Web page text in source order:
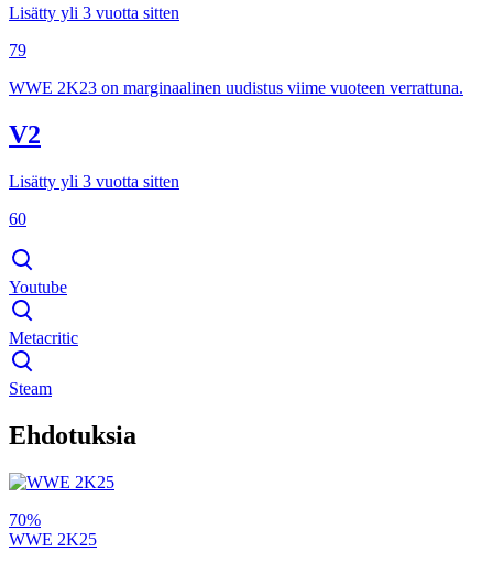
Lisätty yli 3 vuotta sitten
79
WWE 2K23 on marginaalinen uudistus viime vuoteen verrattuna.
V2
Lisätty yli 3 vuotta sitten
60
Youtube
Metacritic
Steam
Ehdotuksia
70%
WWE 2K25